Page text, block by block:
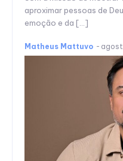
aproximar pessoas de
emoção e da […]
Matheus Mattuvo -